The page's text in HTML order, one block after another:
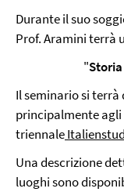
Durante il suo
Prof. Aramini terrà
"
Il seminario si terrà
principalmente
triennale
Una descrizione
luoghi sono